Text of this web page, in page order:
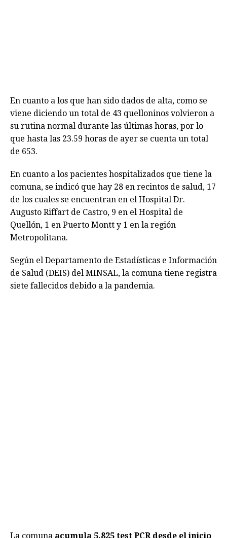
En cuanto a los que han sido dados de alta, como se
viene diciendo un total de 43 quelloninos volvieron a
su rutina normal durante las últimas horas, por lo
que hasta las 23.59 horas de ayer se cuenta un total
de 653.
En cuanto a los pacientes hospitalizados que tiene la
comuna, se indicó que hay 28 en recintos de salud, 17
de los cuales se encuentran en el Hospital Dr.
Augusto Riffart de Castro, 9 en el Hospital de
Quellón, 1 en Puerto Montt y 1 en la región
Metropolitana.
Según el Departamento de Estadísticas e Información
de Salud (DEIS) del MINSAL, la comuna tiene registra
siete fallecidos debido a la pandemia.
La comuna acumula 5.825 test PCR desde el inicio